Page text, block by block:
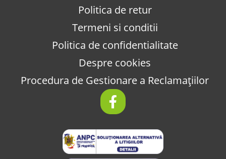
Politica de retur
Termeni si conditii
Politica de confidentialitate
Despre cookies
Procedura de Gestionare a Reclamațiilor